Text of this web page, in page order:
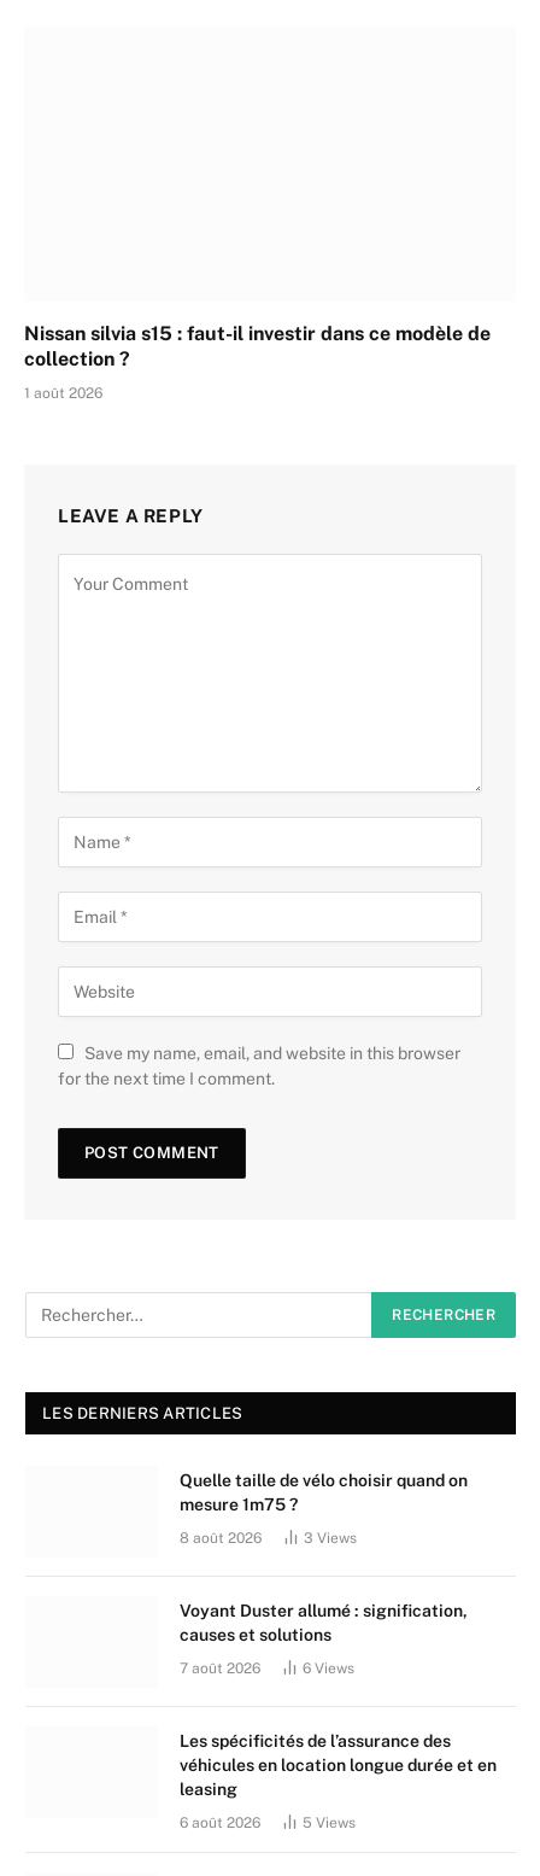
Nissan silvia s15 : faut-il investir dans ce modèle de
collection ?
1 août 2026
LEAVE A REPLY
Save my name, email, and website in this browser
for the next time I comment.
LES DERNIERS ARTICLES
Quelle taille de vélo choisir quand on
mesure 1m75 ?
8 août 2026 3 Views
Voyant Duster allumé : signification,
causes et solutions
7 août 2026 6 Views
Les spécificités de l’assurance des
véhicules en location longue durée et en
leasing
6 août 2026 5 Views